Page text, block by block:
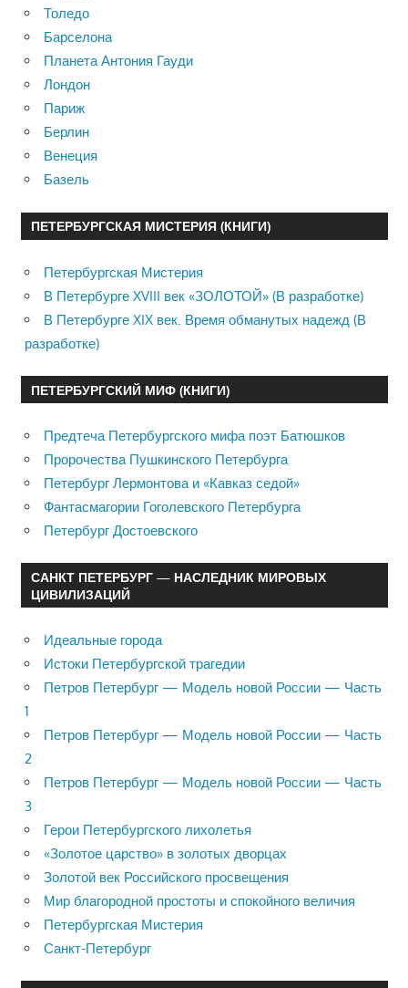
Толедо
Барселона
Планета Антония Гауди
Лондон
Париж
Берлин
Венеция
Базель
ПЕТЕРБУРГСКАЯ МИСТЕРИЯ (КНИГИ)
Петербургская Мистерия
В Петербурге XVIII век «ЗОЛОТОЙ» (В разработке)
В Петербурге XIX век. Время обманутых надежд (В
разработке)
ПЕТЕРБУРГСКИЙ МИФ (КНИГИ)
Предтеча Петербургского мифа поэт Батюшков
Пророчества Пушкинского Петербурга
Петербург Лермонтова и «Кавказ седой»
Фантасмагории Гоголевского Петербурга
Петербург Достоевского
САНКТ ПЕТЕРБУРГ — НАСЛЕДНИК МИРОВЫХ
ЦИВИЛИЗАЦИЙ
Идеальные города
Истоки Петербургской трагедии
Петров Петербург — Модель новой России — Часть
1
Петров Петербург — Модель новой России — Часть
2
Петров Петербург — Модель новой России — Часть
3
Герои Петербургского лихолетья
«Золотое царство» в золотых дворцах
Золотой век Российского просвещения
Мир благородной простоты и спокойного величия
Петербургская Мистерия
Санкт-Петербург